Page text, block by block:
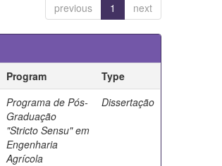
previous 1 next
Program
Type
Programa de Pós-
Graduação
"Stricto Sensu" em
Engenharia
Agrícola
Dissertação